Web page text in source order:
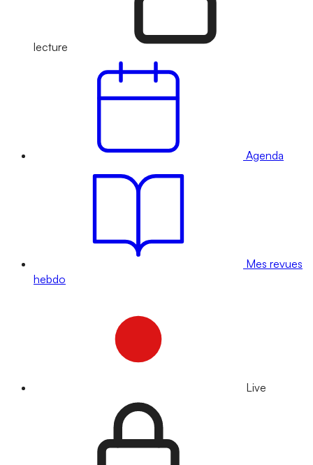
lecture
Agenda
Mes revues
hebdo
Live